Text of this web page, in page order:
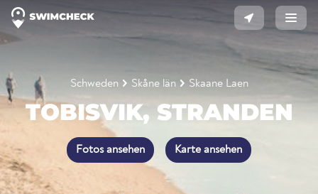
Schweden Skåne län Skaane Laen
TOBISVIK, STRANDEN
Fotos ansehen Karte ansehen